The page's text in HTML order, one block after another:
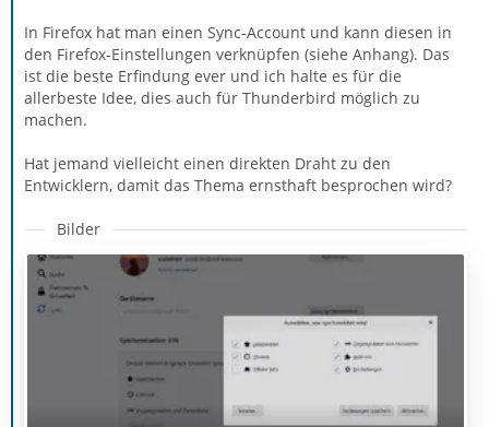
In Firefox hat man einen Sync-Account und kann diesen in
den Firefox-Einstellungen verknüpfen (siehe Anhang). Das
ist die beste Erfindung ever und ich halte es für die
allerbeste Idee, dies auch für Thunderbird möglich zu
machen.
Hat jemand vielleicht einen direkten Draht zu den
Entwicklern, damit das Thema ernsthaft besprochen wird?
Bilder